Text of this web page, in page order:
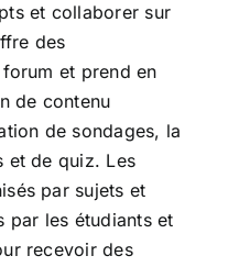
et collaborer sur
des
et prend en
de contenu
de sondages, la
et de quiz. Les
par sujets et
par les étudiants et
recevoir des